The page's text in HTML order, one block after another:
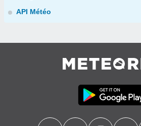
API Météo